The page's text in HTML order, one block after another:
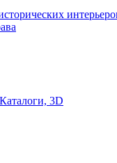
Каталоги, 3D